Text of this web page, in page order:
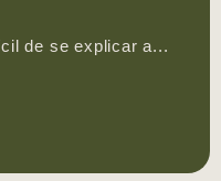
de se explicar a...